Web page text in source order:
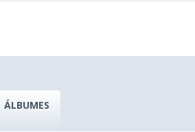
ÁLBUMES